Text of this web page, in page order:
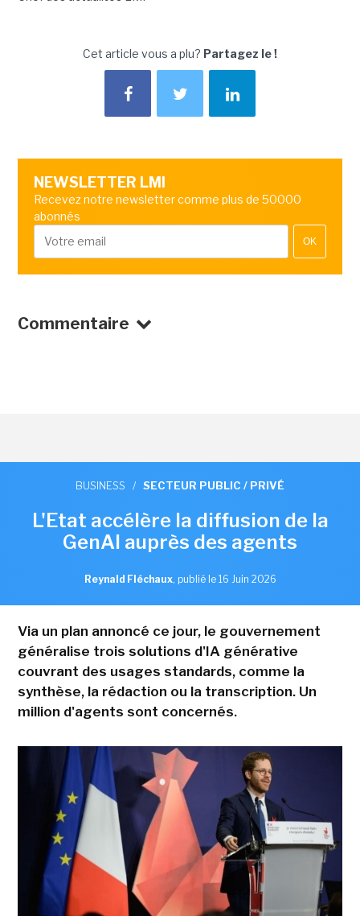
Cet article vous a plu? Partagez le !
NEWSLETTER LMI
Recevez notre newsletter comme plus de 50000
abonnés
OK
Commentaire
BUSINESS / SECTEUR PUBLIC / PRIVÉ
L'Etat accélère la diffusion de la
GenAI auprès des agents
Reynald Fléchaux, publié le 16 Juin 2026
Via un plan annoncé ce jour, le gouvernement
généralise trois solutions d'IA générative
couvrant des usages standards, comme la
synthèse, la rédaction ou la transcription. Un
million d'agents sont concernés.